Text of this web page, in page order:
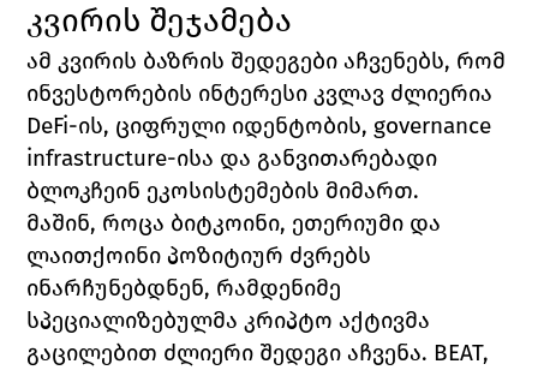
კვირის შეჯამება
ამ კვირის ბაზრის შედეგები აჩვენებს, რომ
ინვესტორების ინტერესი კვლავ ძლიერია
DeFi-ის, ციფრული იდენტობის, governance
infrastructure-ისა და განვითარებადი
ბლოკჩეინ ეკოსისტემების მიმართ.
მაშინ, როცა ბიტკოინი, ეთერიუმი და
ლაითქოინი პოზიტიურ ძვრებს
ინარჩუნებდნენ, რამდენიმე
სპეციალიზებულმა კრიპტო აქტივმა
გაცილებით ძლიერი შედეგი აჩვენა. BEAT,